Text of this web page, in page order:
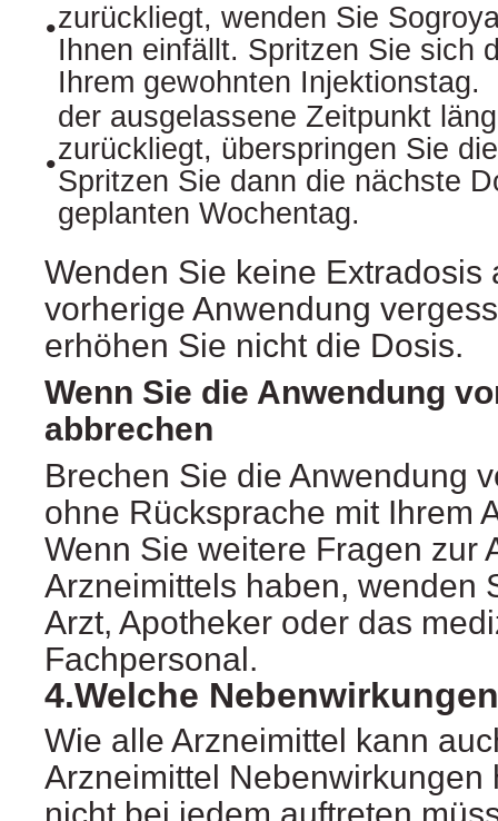
•zurückliegt, wenden Sie
Ihnen einfällt. Spritzen Sie sich
Ihrem gewohnten Injektionstag.
•
der ausgelassene Zeitpunkt
zurückliegt, überspringen Sie
Spritzen Sie dann die nächste
geplanten Wochentag.
Wenden Sie keine Extradosis
vorherige Anwendung
erhöhen Sie nicht die Dosis.
Wenn Sie die Anwendung
abbrechen
Brechen Sie die Anwendung
ohne Rücksprache mit Ihrem
Wenn Sie weitere Fragen zur
Arzneimittels haben, wenden
Arzt, Apotheker oder das
Fachpersonal.
4.Welche
Wie alle Arzneimittel kann
Arzneimittel Nebenwirkungen